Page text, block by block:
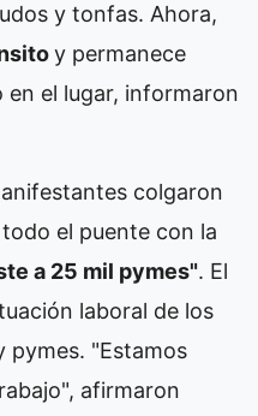
y tonfas. Ahora,
y permanece
el lugar, informaron
colgaron
el puente con la
a 25 mil pymes". El
laboral de los
pymes. "Estamos
afirmaron